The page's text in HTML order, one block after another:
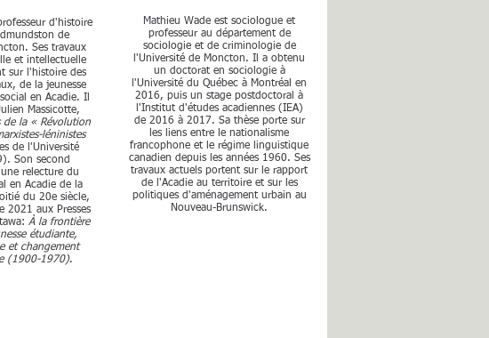
d'histoire
de
Ses travaux
et intellectuelle
sur l'histoire des
de la jeunesse
en Acadie. Il
Massicotte,
de la « Révolution
léninistes
de l'Université
Son second
relecture du
en Acadie de la
du 20e siècle,
2021 aux Presses
À la frontière
étudiante,
et changement
(1900-1970).
Mathieu Wade est sociologue et
professeur au département de
sociologie et de criminologie de
l'Université de Moncton. Il a obtenu
un doctorat en sociologie à
l'Université du Québec à Montréal en
2016, puis un stage postdoctoral à
l'Institut d'études acadiennes (IEA)
de 2016 à 2017. Sa thèse porte sur
les liens entre le nationalisme
francophone et le régime linguistique
canadien depuis les années 1960. Ses
travaux actuels portent sur le rapport
de l'Acadie au territoire et sur les
politiques d'aménagement urbain au
Nouveau-Brunswick.